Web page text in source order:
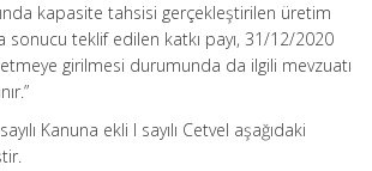
kapasite tahsisi gerçekleştirilen üretim
sonucu teklif edilen katkı payı, 31/12/2020
girilmesi durumunda da ilgili mevzuatı
Kanuna ekli I sayılı Cetvel aşağıdaki